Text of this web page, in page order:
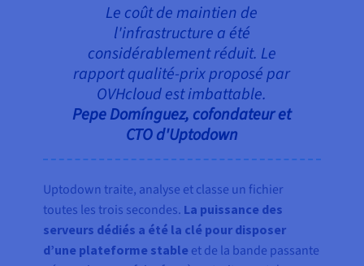
Le coût de maintien de
l'infrastructure a été
considérablement réduit. Le
rapport qualité-prix proposé par
OVHcloud est imbattable.
Pepe Domínguez, cofondateur et
CTO d'Uptodown
Uptodown traite, analyse et classe un fichier
toutes les trois secondes. La puissance des
serveurs dédiés a été la clé pour disposer
d’une plateforme stable et de la bande passante